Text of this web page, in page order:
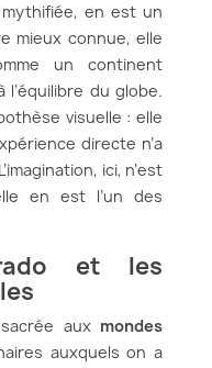
en est un
mieux connue, elle
un continent
du globe.
visuelle : elle
directe n’a
ici, n’est
en est l’un des
et les
aux mondes
auxquels on a